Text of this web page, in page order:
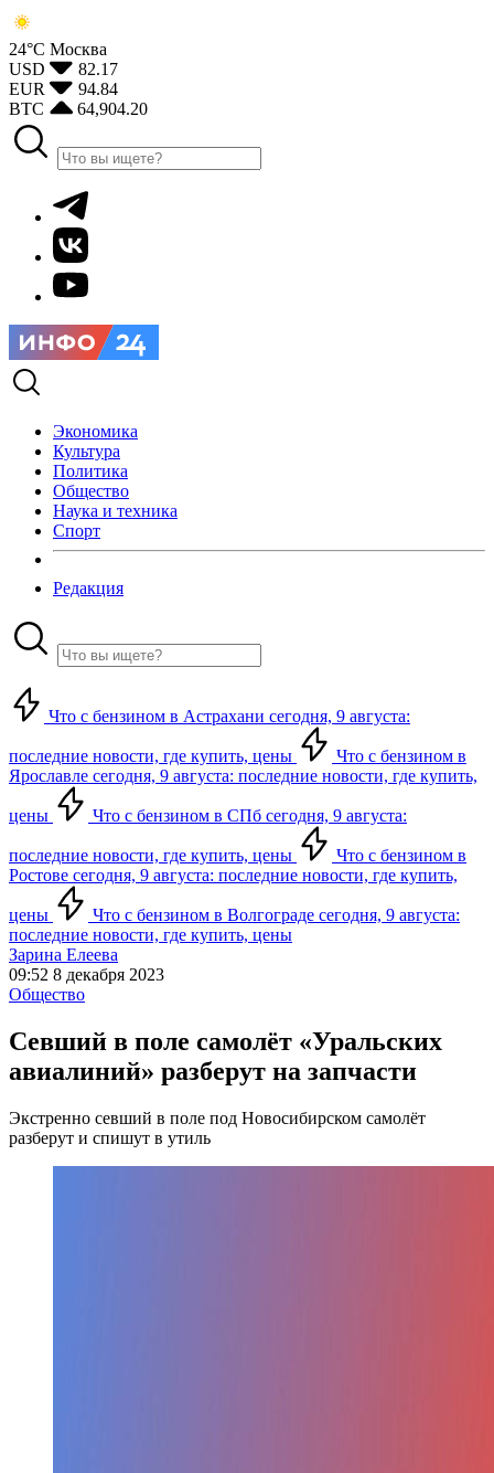
24°С Москва
USD
82.17
EUR
94.84
BTC
64,904.20
Экономика
Культура
Политика
Общество
Наука и техника
Спорт
Редакция
Что с бензином в Астрахани сегодня, 9 августа:
последние новости, где купить, цены
Что с бензином в
Ярославле сегодня, 9 августа: последние новости, где купить,
цены Что с бензином в СПб сегодня, 9 августа:
последние новости, где купить, цены
Что с бензином в
Ростове сегодня, 9 августа: последние новости, где купить,
цены
Что с бензином в Волгограде сегодня, 9 августа:
последние новости, где купить, цены
Зарина Елеева
09:52 8 декабря 2023
Общество
Севший в поле самолёт «Уральских
авиалиний» разберут на запчасти
Экстренно севший в поле под Новосибирском самолёт
разберут и спишут в утиль